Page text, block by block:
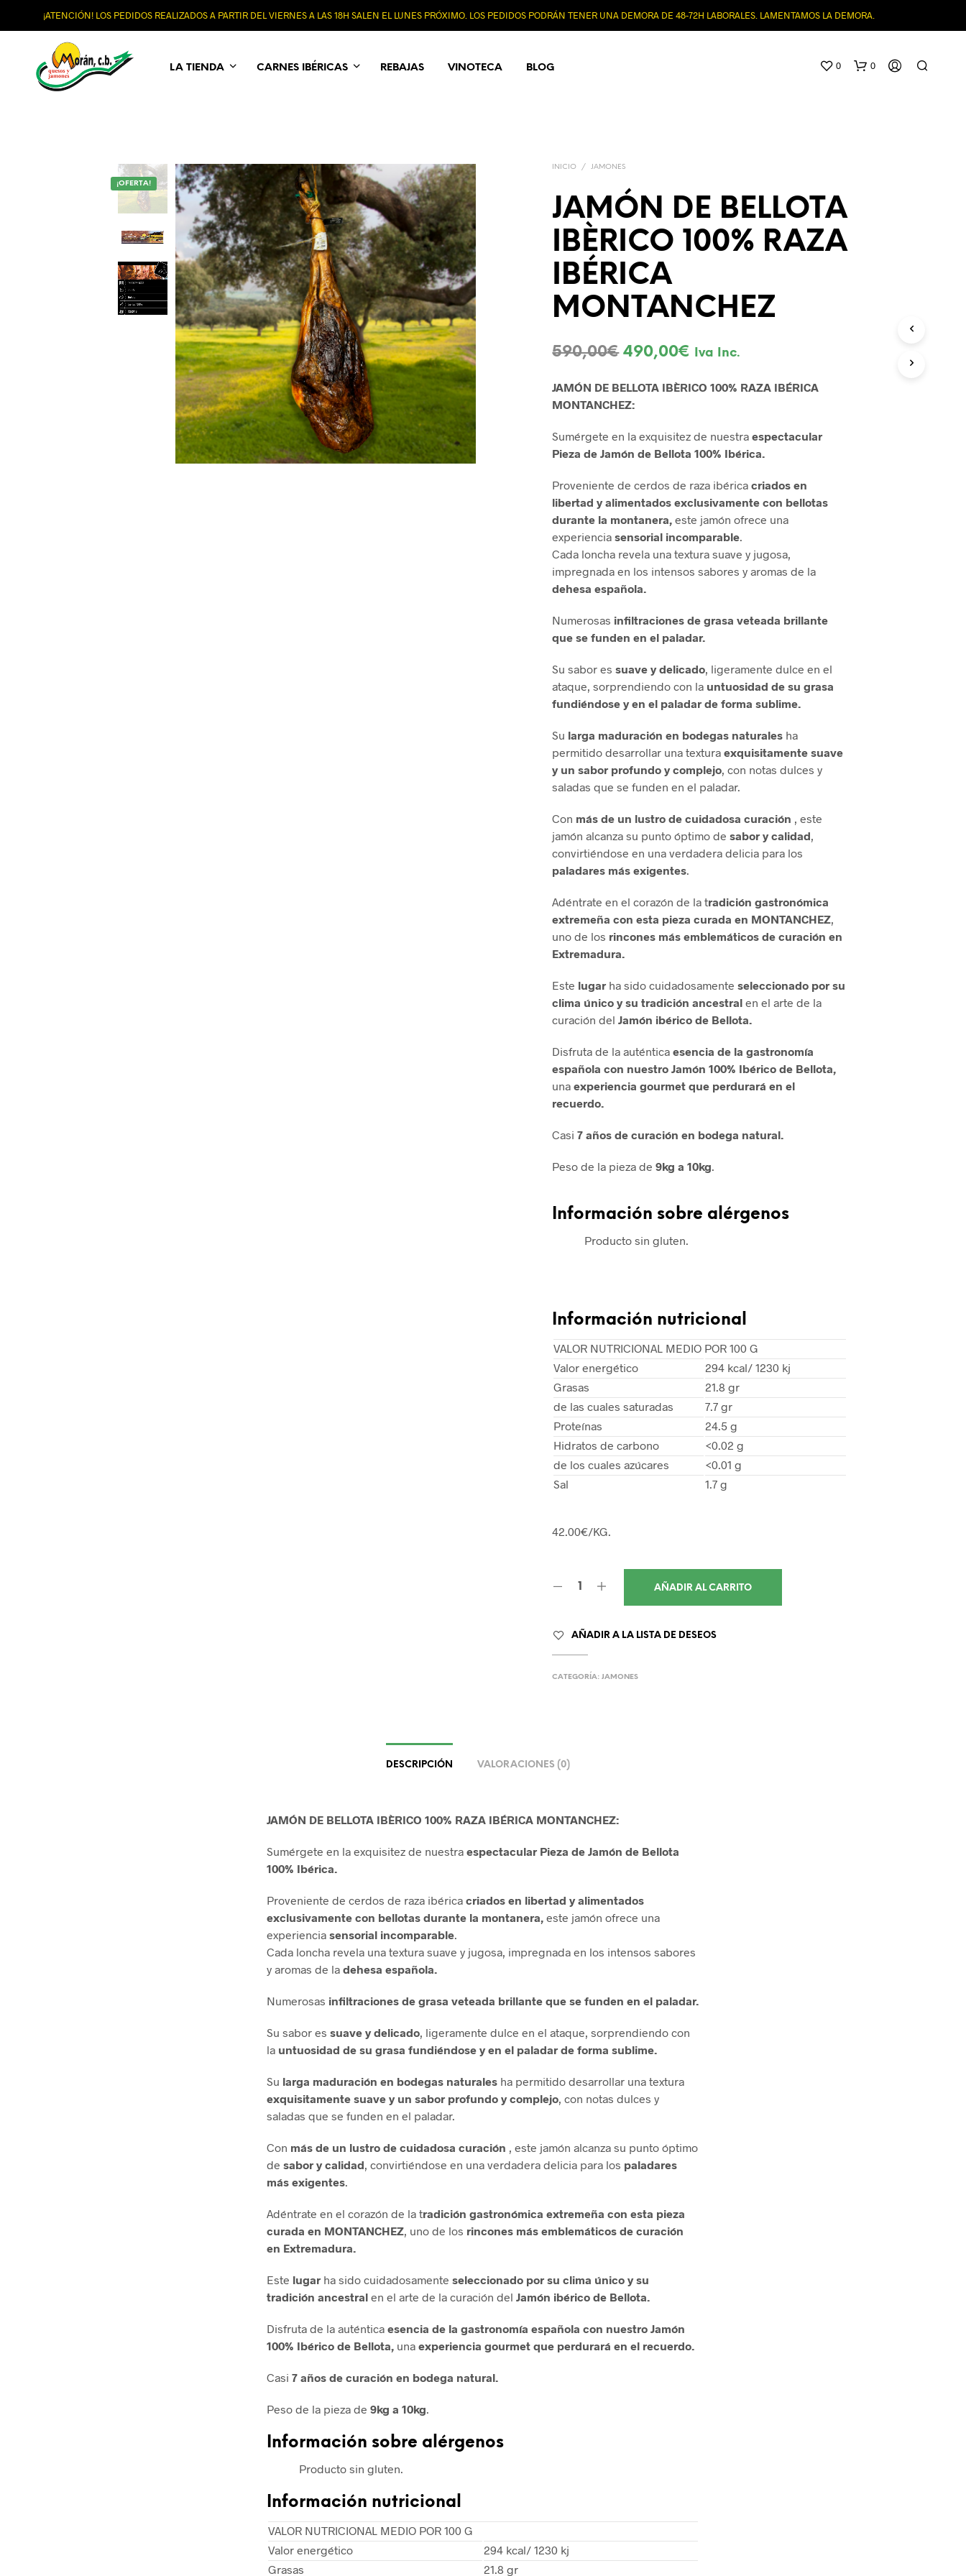
¡ATENCIÓN! LOS PEDIDOS REALIZADOS A PARTIR DEL VIERNES A LAS 18H SALEN EL LUNES PRÓXIMO. LOS PEDIDOS PODRÁN TENER UNA DEMORA DE 48-72H LABORALES. LAMENTAMOS LA DEMORA.
LA TIENDA CARNES IBÉRICAS REBAJAS VINOTECA BLOG 0 0
¡OFERTA!
INICIO / JAMONES
JAMÓN DE BELLOTA
IBÈRICO 100% RAZA
IBÉRICA
MONTANCHEZ
590,00€ El
original
590,00€.
490,00€ El
490,00€.
Iva Inc.
JAMÓN DE BELLOTA IBÈRICO 100% RAZA IBÉRICA
MONTANCHEZ:
Sumérgete en la exquisitez de nuestraespectacular
Pieza de Jamón de Bellota 100% Ibérica.
Proveniente de cerdos de raza ibéricacriados en
libertad y alimentados exclusivamente con bellotas
durante la montanera, este jamón ofrece una
experienciasensorial incomparable
Cada loncha revela una textura suave y jugosa,
impregnada en los intensos sabores y aromas de la
dehesa española.
Numerosas infiltraciones de grasa veteada brillante
que se funden en el paladar.
Su sabor es suave y delicado , ligeramente dulce en el
ataque, sorprendiendo con la untuosidad de su grasa
fundiéndose y en el paladar de forma sublime.
Su larga maduración en bodegas naturales ha
permitido desarrollar una textura exquisitamente suave
y un sabor profundo y complejo , con notas dulces y
saladas que se funden en el paladar.
Con más de un lustro de cuidadosa curación , este
jamón alcanza su punto óptimo desabor y calidad
convirtiéndose en una verdadera delicia para los
paladares más exigentes
Adéntrate en el corazón de la tradición gastronómica
extremeña con esta pieza curada en MONTANCHEZ
uno de los rincones más emblemáticos de curación en
Extremadura.
Este lugar ha sido cuidadosamenteseleccionado por su
clima único y su tradición ancestral en el arte de la
curación delJamón ibérico de Bellota.
Disfruta de la auténticaesencia de la gastronomía
española con nuestro Jamón 100% Ibérico de Bellota,
unaexperiencia gourmet que perdurará en el
recuerdo.
Casi 7 años de curación en bodega natural.
Peso de la pieza de9kg a 10kg
Información sobre alérgenos
Producto sin gluten.
Información nutricional
VALOR NUTRICIONAL MEDIO POR 100 G
Valor energético
294 kcal/ 1230 kj
Grasas
21.8 gr
de las cuales saturadas
7.7 gr
Proteínas
24.5 g
Hidratos de carbono
<0.02 g
de los cuales azúcares
<0.01 g
Sal
1.7 g
42.00€/KG.
AÑADIR AL CARRITO
AÑADIR A LA LISTA DE DESEOS
CATEGORÍA:JAMONES
DESCRIPCIÓN VALORACIONES (0)
JAMÓN DE BELLOTA IBÈRICO 100% RAZA IBÉRICA MONTANCHEZ:
Sumérgete en la exquisitez de nuestra espectacular Pieza de Jamón de Bellota
100% Ibérica.
Proveniente de cerdos de raza ibérica criados en libertad y alimentados
exclusivamente con bellotas durante la montanera, este jamón ofrece una
experiencia sensorial incomparable
Cada loncha revela una textura suave y jugosa, impregnada en los intensos sabores
y aromas de la dehesa española.
Numerosas infiltraciones de grasa veteada brillante que se funden en el paladar.
Su sabor es suave y delicado , ligeramente dulce en el ataque, sorprendiendo con
la untuosidad de su grasa fundiéndose y en el paladar de forma sublime.
Su larga maduración en bodegas naturales ha permitido desarrollar una textura
exquisitamente suave y un sabor profundo y complejo , con notas dulces y
saladas que se funden en el paladar.
Con más de un lustro de cuidadosa curación , este jamón alcanza su punto óptimo
de sabor y calidad , convirtiéndose en una verdadera delicia para los paladares
más exigentes
Adéntrate en el corazón de la tradición gastronómica extremeña con esta pieza
curada en MONTANCHEZ , uno de los rincones más emblemáticos de curación
en Extremadura.
Este lugar ha sido cuidadosamente seleccionado por su clima único y su
tradición ancestral en el arte de la curación del Jamón ibérico de Bellota.
Disfruta de la auténtica esencia de la gastronomía española con nuestro Jamón
100% Ibérico de Bellota, una experiencia gourmet que perdurará en el recuerdo.
Casi 7 años de curación en bodega natural.
Peso de la pieza de 9kg a 10kg
Información sobre alérgenos
Producto sin gluten.
Información nutricional
VALOR NUTRICIONAL MEDIO POR 100 G
Valor energético
294 kcal/ 1230 kj
Grasas
21.8 gr